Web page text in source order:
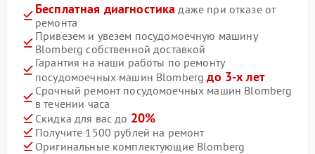
Бесплатная диагностика даже при отказе от
ремонта
Привезем и увезем посудомоечную машину
Blomberg собственной доставкой
Гарантия на наши работы по ремонту
посудомоечных машин Blombergдо 3-х лет
Срочный ремонт посудомоечных машин Blomberg
в течении часа
Скидка для вас до 20%
Получите 1500 рублей на ремонт
Оригинальные комплектующие Blomberg